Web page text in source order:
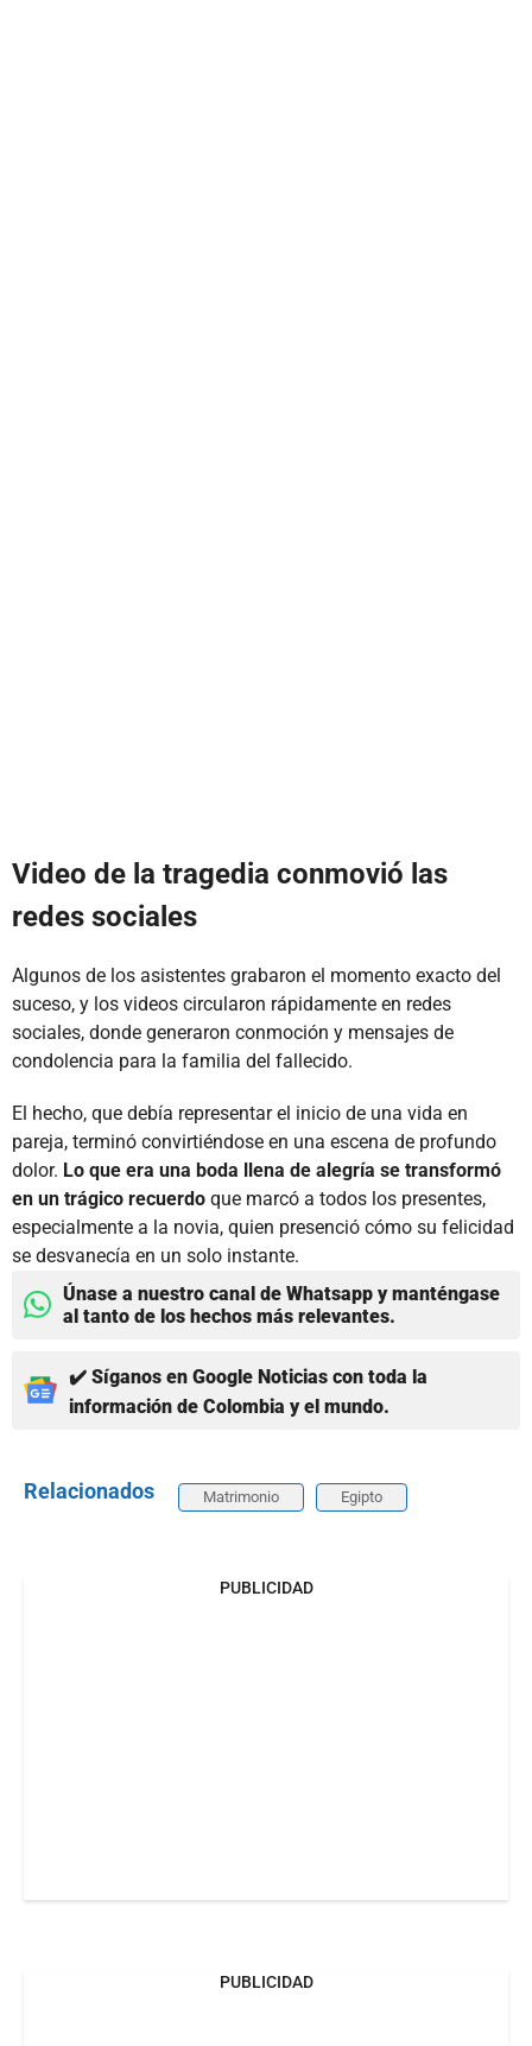
Video de la tragedia conmovió las
redes sociales
Algunos de los asistentes grabaron el momento exacto del
suceso, y los videos circularon rápidamente en redes
sociales, donde generaron conmoción y mensajes de
condolencia para la familia del fallecido.
El hecho, que debía representar el inicio de una vida en
pareja, terminó convirtiéndose en una escena de profundo
dolor. Lo que era una boda llena de alegría se transformó
en un trágico recuerdo que marcó a todos los presentes,
especialmente a la novia, quien presenció cómo su felicidad
se desvanecía en un solo instante.
Únase a nuestro canal de Whatsapp y manténgase
al tanto de los hechos más relevantes.
✔️ Síganos en Google Noticias con toda la
información de Colombia y el mundo.
Relacionados Matrimonio Egipto
PUBLICIDAD
PUBLICIDAD